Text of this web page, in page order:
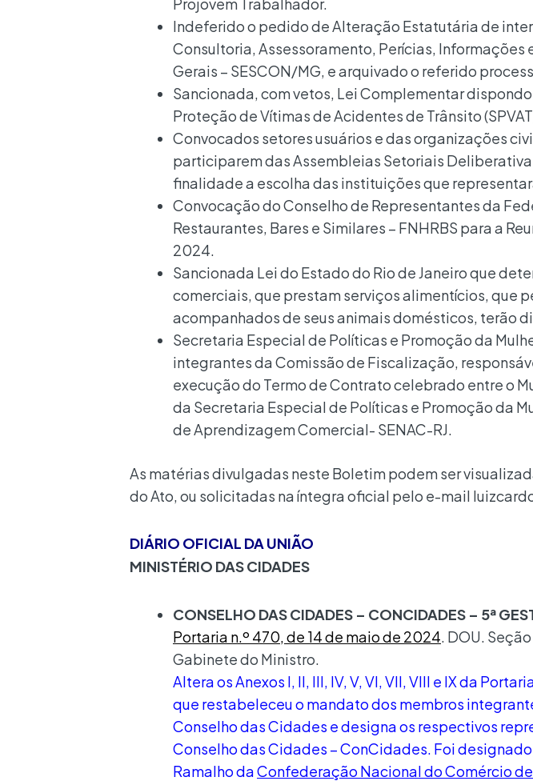
Indeferido o pedido de Alteração Estatutária de
Consultoria, Assessoramento, Perícias, Informações
Gerais – SESCON/MG, e arquivado o referido
Sancionada, com vetos, Lei Complementar
Proteção de Vítimas de Acidentes de Trânsito
Convocados setores usuários e das organizações
participarem das Assembleias Setoriais
finalidade a escolha das instituições que
Convocação do Conselho de Representantes da
Restaurantes, Bares e Similares – FNHRBS para a
2024.
Sancionada Lei do Estado do Rio de Janeiro que
comerciais, que prestam serviços alimentícios, que
acompanhados de seus animais domésticos, terão
Secretaria Especial de Políticas e Promoção da
integrantes da Comissão de Fiscalização,
execução do Termo de Contrato celebrado entre o
da Secretaria Especial de Políticas e Promoção da
de Aprendizagem Comercial- SENAC-RJ.
As matérias divulgadas neste Boletim podem ser
do Ato, ou solicitadas na íntegra oficial pelo e-mail
DIÁRIO OFICIAL DA UNIÃO
MINISTÉRIO DAS CIDADES
CONSELHO DAS CIDADES – CONCIDADES – 5ª
Portaria n.º 470, de 14 de maio de 2024. DOU.
Gabinete do Ministro.
Altera os Anexos I, II, III, IV, V, VI, VII, VIII e IX da
que restabeleceu o mandato dos membros
Conselho das Cidades e designa os respectivos
Conselho das Cidades – ConCidades. Foi
Ramalho daConfederação Nacional do Comércio de